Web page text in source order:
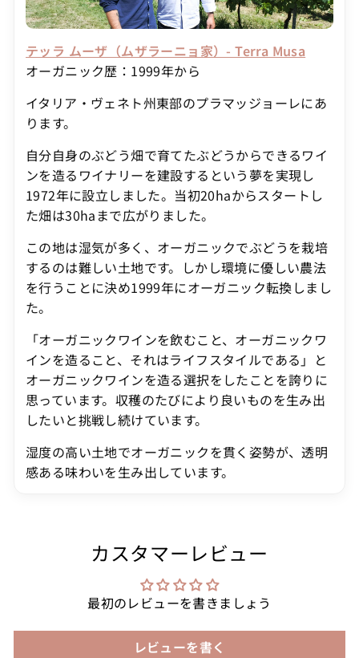
テッラ ムーザ（ムザラーニョ家）- Terra Musa
オーガニック歴：1999年から
イタリア・ヴェネト州東部のプラマッジョーレにあ
ります。
自分自身のぶどう畑で育てたぶどうからできるワイ
ンを造るワイナリーを建設するという夢を実現し
1972年に設立しました。当初20haからスタートし
た畑は30haまで広がりました。
この地は湿気が多く、オーガニックでぶどうを栽培
するのは難しい土地です。しかし環境に優しい農法
を行うことに決め1999年にオーガニック転換しまし
た。
「オーガニックワインを飲むこと、オーガニックワ
インを造ること、それはライフスタイルである」と
オーガニックワインを造る選択をしたことを誇りに
思っています。収穫のたびにより良いものを生み出
したいと挑戦し続けています。
湿度の高い土地でオーガニックを貫く姿勢が、透明
感ある味わいを生み出しています。
カスタマーレビュー
最初のレビューを書きましょう
レビューを書く